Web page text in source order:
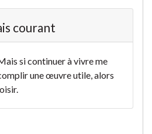
courant
si continuer à vivre me
une œuvre utile, alors